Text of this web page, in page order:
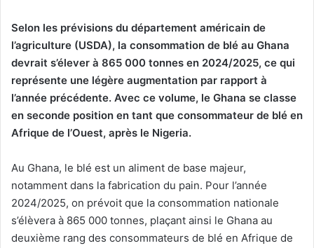
Selon les prévisions du département américain de
l’agriculture (USDA), la consommation de blé au Ghana
devrait s’élever à 865 000 tonnes en 2024/2025, ce qui
représente une légère augmentation par rapport à
l’année précédente. Avec ce volume, le Ghana se classe
en seconde position en tant que consommateur de blé en
Afrique de l’Ouest, après le Nigeria.
Au Ghana, le blé est un aliment de base majeur,
notamment dans la fabrication du pain. Pour l’année
2024/2025, on prévoit que la consommation nationale
s’élèvera à 865 000 tonnes, plaçant ainsi le Ghana au
deuxième rang des consommateurs de blé en Afrique de